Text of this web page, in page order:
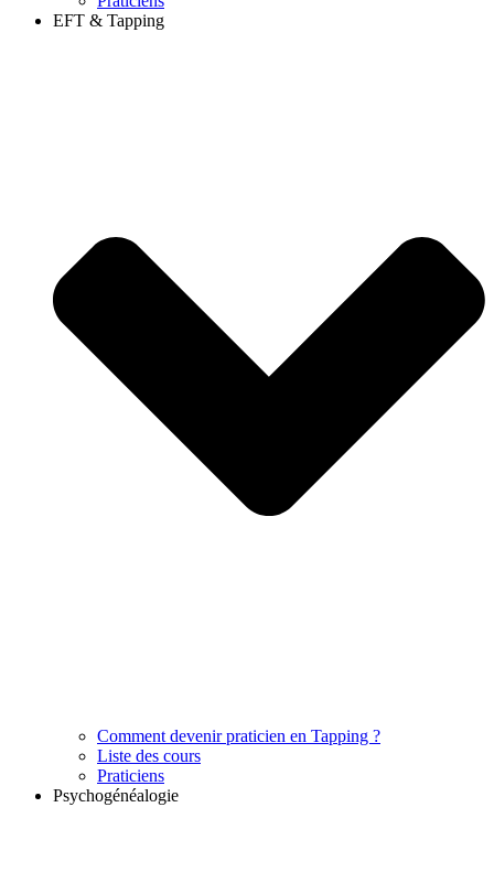
EFT & Tapping
Comment devenir praticien en Tapping ?
Liste des cours
Praticiens
Psychogénéalogie